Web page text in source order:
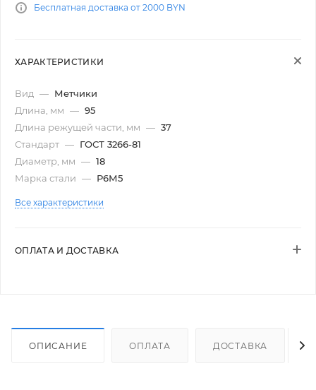
Бесплатная доставка от 2000 BYN
ХАРАКТЕРИСТИКИ
Вид — Метчики
Длина, мм — 95
Длина режущей части, мм — 37
Стандарт — ГОСТ 3266-81
Диаметр, мм — 18
Марка стали — Р6М5
Все характеристики
ОПЛАТА И ДОСТАВКА
ОПИСАНИЕ ОПЛАТА ДОСТАВКА